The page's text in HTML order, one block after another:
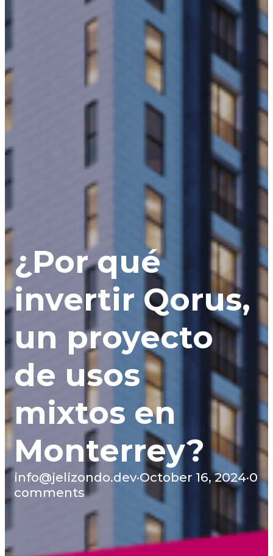
¿Por qué
invertir Qorus,
un proyecto
de usos
mixtos en
Monterrey?
info@jelizondo.dev·October 16, 2024·0
comments